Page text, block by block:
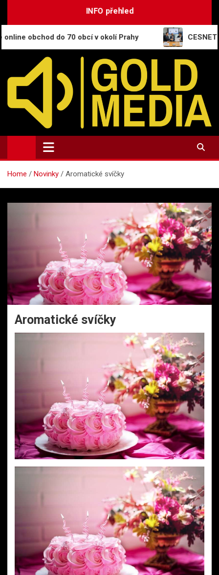
INFO přehled
do 70 obcí v okolí Prahy CESNET se stává
GoldMedia.cz
Magazín a přehled informací
Home Novinky Aromatické svíčky
Aromatické svíčky